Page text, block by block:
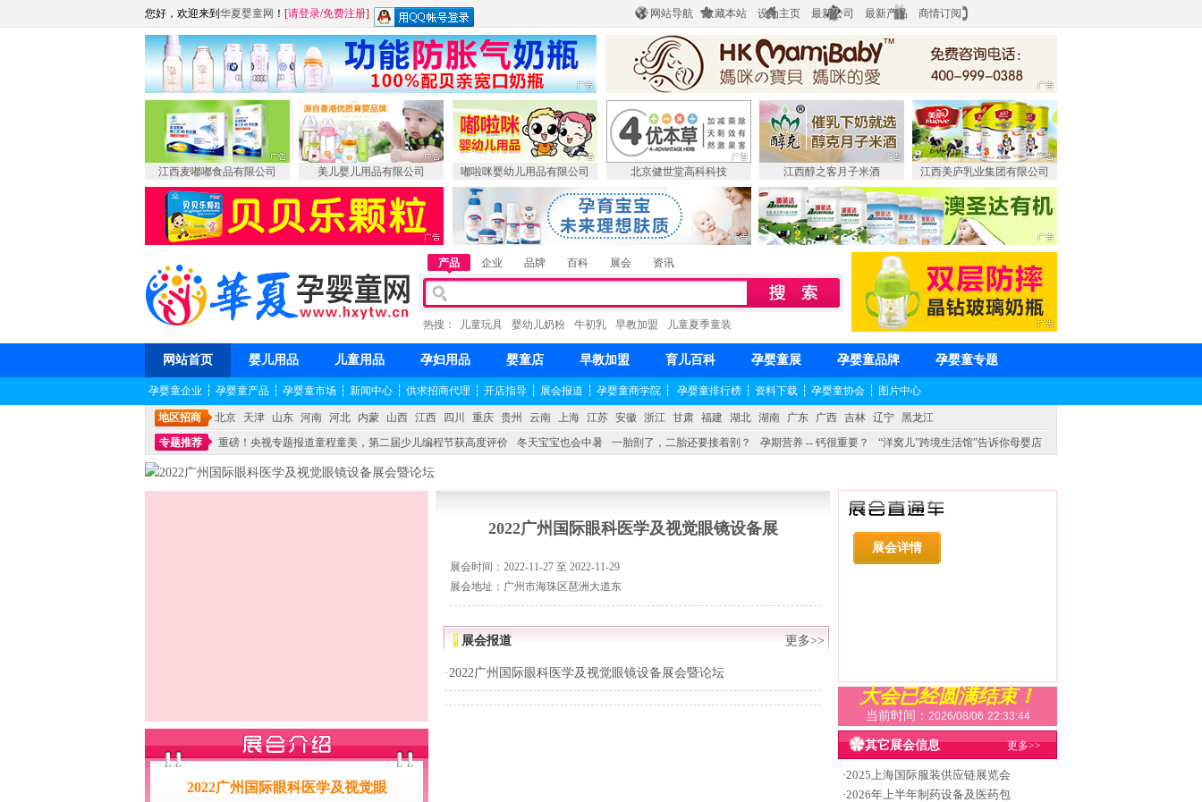
网站导航 收藏本站 设为主页 最新公司 最新产品 商情订阅
您好，欢迎来到 华夏婴童网 ！ [请登录/免费注册]
江西麦嘟嘟食品有限公司 美儿婴儿用品有限公司 嘟啦咪婴幼儿用品有限公司 北京健世堂高科科技 江西醇之客月子米酒 江西美庐乳业集团有限公司
产品 企业 品牌 百科 展会 资讯
热搜： 儿童玩具 婴幼儿奶粉 牛初乳 早教加盟 儿童夏季童装
网站首页 婴儿用品 儿童用品 孕妇用品 婴童店 早教加盟 育儿百科 孕婴童展 孕婴童品牌 孕婴童专题
孕婴童企业 ┆ 孕婴童产品 ┆ 孕婴童市场 ┆ 新闻中心 ┆ 供求招商代理 ┆ 开店指导 ┆ 展会报道 ┆ 孕婴童商学院 ┆ 孕婴童排行榜 ┆ 资料下载 ┆ 孕婴童协会 ┆ 图片中心
地区招商 北京 天津 山东 河南 河北 内蒙 山西 江西 四川 重庆 贵州 云南 上海 江苏 安徽 浙江 甘肃 福建 湖北 湖南 广东 广西 吉林 辽宁 黑龙江
专题推荐
重磅！央视专题报道童程童美，第二届少儿编程节获高度评价 冬天宝宝也会中暑 一胎剖了，二胎还要接着剖？ 孕期营养 -- 钙很重要？
“洋窝儿”跨境生活馆”告诉你母婴店
不能再单纯地销售产品,而要向增强服务转型,毕竟母婴产品比较特殊。”
2022广州国际眼科医学及视觉眼
2022广州国际眼科医学及视觉眼镜设备展
展会时间：2022-11-27 至 2022-11-29
展会地址：广州市海珠区琶洲大道东
更多>>
展会报道
·2022广州国际眼科医学及视觉眼镜设备展会暨论坛
展会详情
大会已经圆满结束！
当前时间： 2026/08/06 22:33:44
其它展会信息 更多>>
·2025上海国际服装供应链展览会
·2026年上半年制药设备及医药包